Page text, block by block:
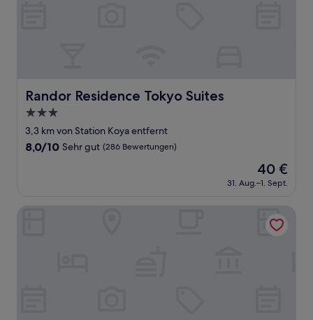
Randor Residence Tokyo Suites
Randor Residence Tokyo Suites
3.0-
Sterne-
Unterkunft
3,3 km von Station Koya entfernt
8.0
(286
8,0/10 Sehr gut (286 Bewertungen)
Der
Preis
beträgt
40 €
31. Aug.–1. Sept.